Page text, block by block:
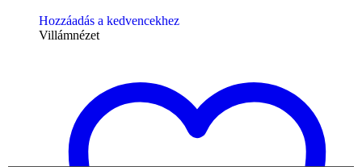
Hozzáadás a kedvencekhez
Villámnézet